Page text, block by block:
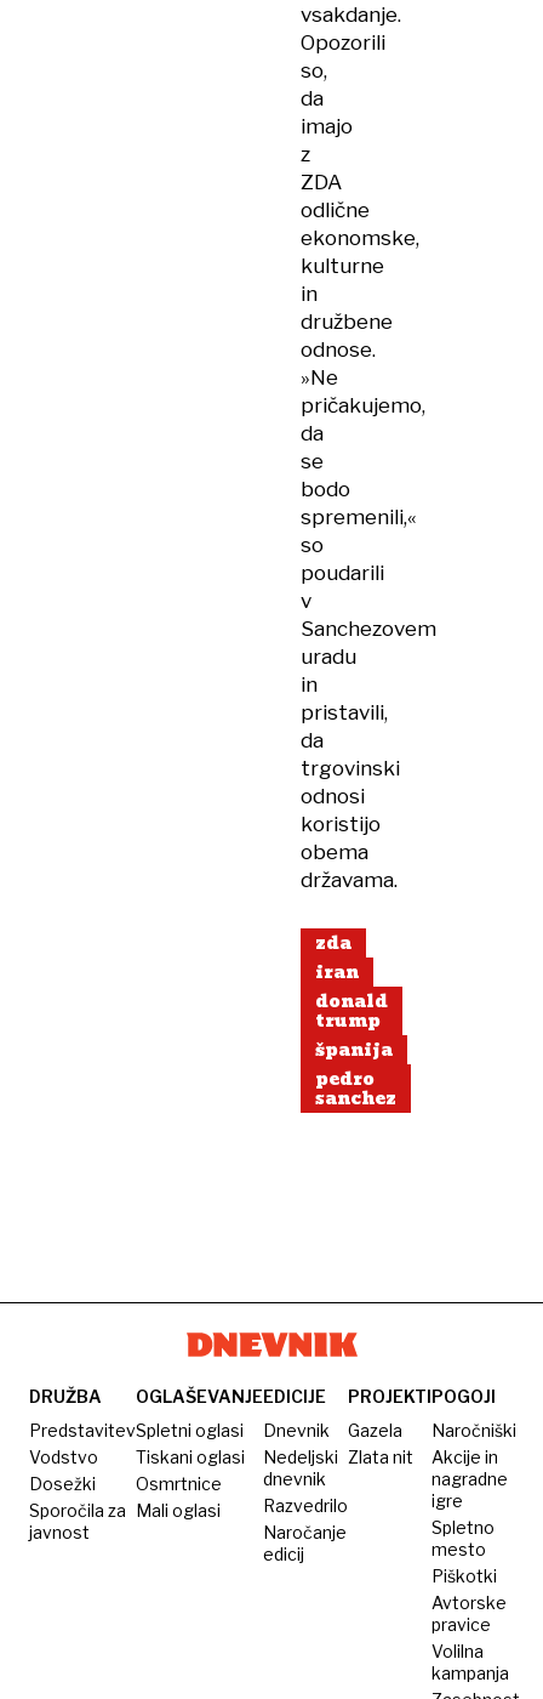
vsakdanje.
Opozorili
so,
da
imajo
z
ZDA
odlične
ekonomske,
kulturne
in
družbene
odnose.
»Ne
pričakujemo,
da
se
bodo
spremenili,«
so
poudarili
v
Sanchezovem
uradu
in
pristavili,
da
trgovinski
odnosi
koristijo
obema
državama.
zda
iran
donald
trump
španija
pedro
sanchez
DRUŽBA
Predstavitev
Vodstvo
Dosežki
Sporočila za
javnost
OGLAŠEVANJE
Spletni oglasi
Tiskani oglasi
Osmrtnice
Mali oglasi
EDICIJE
Dnevnik
Nedeljski
dnevnik
Razvedrilo
Naročanje
edicij
PROJEKTI
Gazela
Zlata nit
POGOJI
Naročniški
Akcije in
nagradne
igre
Spletno
mesto
Piškotki
Avtorske
pravice
Volilna
kampanja